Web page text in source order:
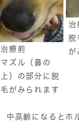
治療前
マズル（鼻の
上）の部分に脱
毛がみられます
治
脱
が
中高齢になるとホ